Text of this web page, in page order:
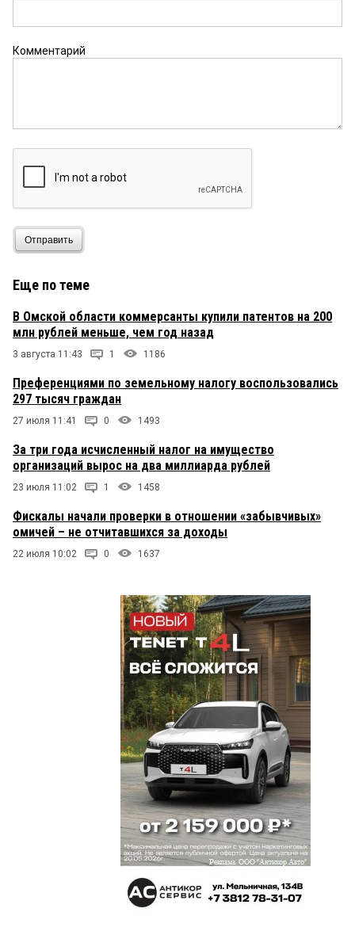
Комментарий
Отправить
Еще по теме
В Омской области коммерсанты купили патентов на 200
млн рублей меньше, чем год назад
3 августа 11:43 1 1186
Преференциями по земельному налогу воспользовались
297 тысяч граждан
27 июля 11:41 0 1493
За три года исчисленный налог на имущество
организаций вырос на два миллиарда рублей
23 июля 11:02 1 1458
Фискалы начали проверки в отношении «забывчивых»
омичей – не отчитавшихся за доходы
22 июля 10:02 0 1637